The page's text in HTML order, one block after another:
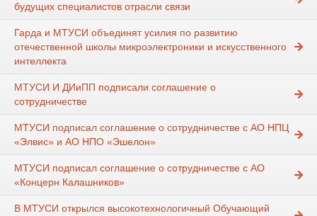
будущих специалистов отрасли связи
Гарда и МТУСИ объединят усилия по развитию
отечественной школы микроэлектроники и искусственного
интеллекта
МТУСИ И ДИиПП подписали соглашение о
сотрудничестве
МТУСИ подписал соглашение о сотрудничестве с АО НПЦ
«Элвис» и АО НПО «Эшелон»
МТУСИ подписал соглашение о сотрудничестве с АО
«Концерн Калашников»
В МТУСИ открылся высокотехнологичный Обучающий